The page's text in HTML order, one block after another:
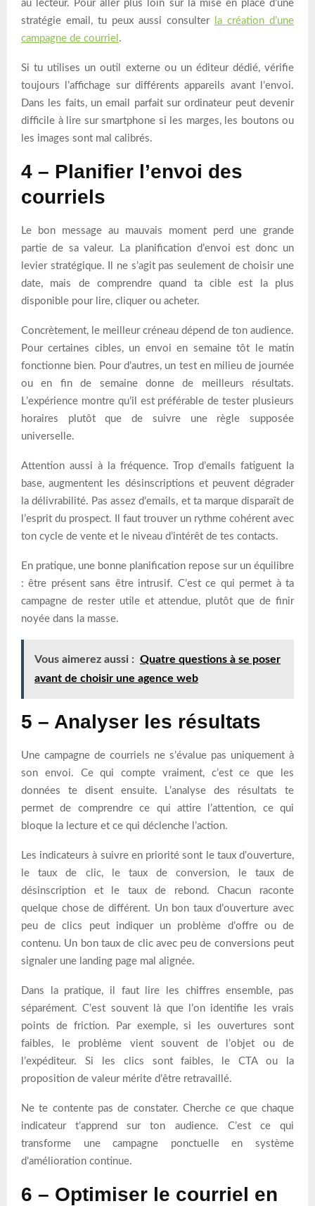
au lecteur. Pour aller plus loin sur la mise en place d’une
stratégie email, tu peux aussi consulter
la création d’une
campagne de courriel .
Si tu utilises un outil externe ou un éditeur dédié, vérifie
toujours l’affichage sur différents appareils avant l’envoi.
Dans les faits, un email parfait sur ordinateur peut devenir
difficile à lire sur smartphone si les marges, les boutons ou
les images sont mal calibrés.
4 – Planifier l’envoi des
courriels
Le bon message au mauvais moment perd une grande
partie de sa valeur. La planification d’envoi est donc un
levier stratégique. Il ne s’agit pas seulement de choisir une
date, mais de comprendre quand ta cible est la plus
disponible pour lire, cliquer ou acheter.
Concrètement, le meilleur créneau dépend de ton audience.
Pour certaines cibles, un envoi en semaine tôt le matin
fonctionne bien. Pour d’autres, un test en milieu de journée
ou en fin de semaine donne de meilleurs résultats.
L’expérience montre qu’il est préférable de tester plusieurs
horaires plutôt que de suivre une règle supposée
universelle.
Attention aussi à la fréquence. Trop d’emails fatiguent la
base, augmentent les désinscriptions et peuvent dégrader
la délivrabilité. Pas assez d’emails, et ta marque disparaît de
l’esprit du prospect. Il faut trouver un rythme cohérent avec
ton cycle de vente et le niveau d’intérêt de tes contacts.
En pratique, une bonne planification repose sur un équilibre
: être présent sans être intrusif. C’est ce qui permet à ta
campagne de rester utile et attendue, plutôt que de finir
noyée dans la masse.
Vous aimerez aussi : Quatre questions à se poser
avant de choisir une agence web
5 – Analyser les résultats
Une campagne de courriels ne s’évalue pas uniquement à
son envoi. Ce qui compte vraiment, c’est ce que les
données te disent ensuite. L’analyse des résultats te
permet de comprendre ce qui attire l’attention, ce qui
bloque la lecture et ce qui déclenche l’action.
Les indicateurs à suivre en priorité sont le taux d’ouverture,
le taux de clic, le taux de conversion, le taux de
désinscription et le taux de rebond. Chacun raconte
quelque chose de différent. Un bon taux d’ouverture avec
peu de clics peut indiquer un problème d’offre ou de
contenu. Un bon taux de clic avec peu de conversions peut
signaler une landing page mal alignée.
Dans la pratique, il faut lire les chiffres ensemble, pas
séparément. C’est souvent là que l’on identifie les vrais
points de friction. Par exemple, si les ouvertures sont
faibles, le problème vient souvent de l’objet ou de
l’expéditeur. Si les clics sont faibles, le CTA ou la
proposition de valeur mérite d’être retravaillé.
Ne te contente pas de constater. Cherche ce que chaque
indicateur t’apprend sur ton audience. C’est ce qui
transforme une campagne ponctuelle en système
d’amélioration continue.
6 – Optimiser le courriel en